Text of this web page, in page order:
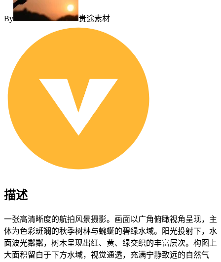
By 贵途素材
描述
一张高清晰度的航拍风景摄影。画面以广角俯瞰视角呈现，主
体为色彩斑斓的秋季树林与蜿蜒的碧绿水域。阳光投射下，水
面波光粼粼，树木呈现出红、黄、绿交织的丰富层次。构图上
大面积留白于下方水域，视觉通透，充满宁静致远的自然气